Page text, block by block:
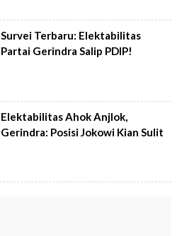
Survei Terbaru: Elektabilitas
Partai Gerindra Salip PDIP!
Elektabilitas Ahok Anjlok,
Gerindra: Posisi Jokowi Kian Sulit